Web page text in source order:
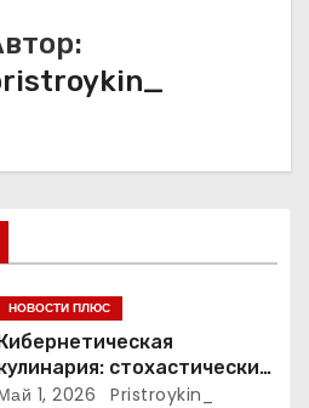
НОВОСТИ ПЛЮС
стохастический
цифровой
1, 2026 Pristroykin_